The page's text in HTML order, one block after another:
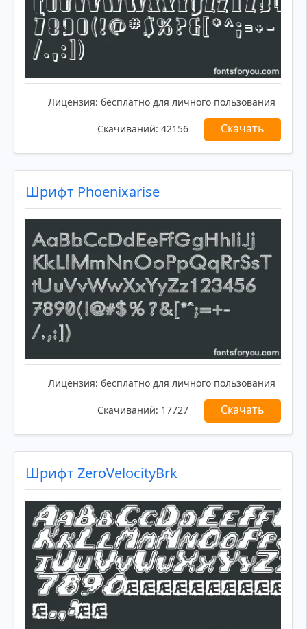
Лицензия: бесплатно для личного пользования
Скачиваний: 42156 Скачать
Шрифт Phoenixarise
Лицензия: бесплатно для личного пользования
Скачиваний: 17727 Скачать
Шрифт ZeroVelocityBrk